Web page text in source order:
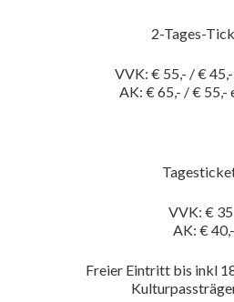
2-Tages-
VVK: € 55,- / €
AK: € 65,- / € 55,-
VVK: €
AK: € 40,-
Freier Eintritt bis inkl